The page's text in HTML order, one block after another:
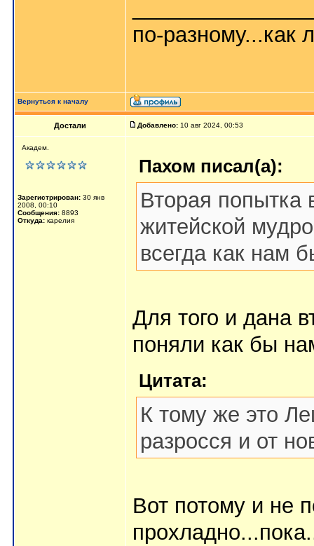
по-разному...как
Вернуться к началу
Достали Добавлено: 10 авг 2024, 00:53
Академ.
Зарегистрирован: 30 янв
2008, 00:10
Сообщения: 8893
Откуда: карелия
Пахом писал(а):
Вторая попытка
житейской
всегда как нам
Для того и дана
поняли как бы
Цитата:
К тому же это
разросся и от
Вот потому и не